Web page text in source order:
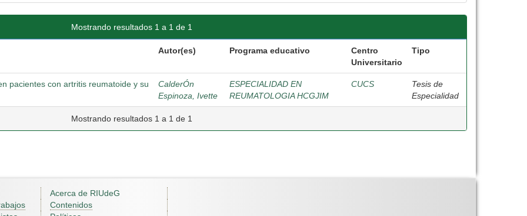
Mostrando resultados 1 a 1 de 1
Autor(es) Programa educativo
Centro
Universitario
Tipo
pacientes con artritis reumatoide y su
CalderÓn
Espinoza, Ivette
ESPECIALIDAD EN
REUMATOLOGIA HCGJIM
CUCS
Tesis de
Especialidad
Mostrando resultados 1 a 1 de 1
Acerca de RIUdeG
Contenidos